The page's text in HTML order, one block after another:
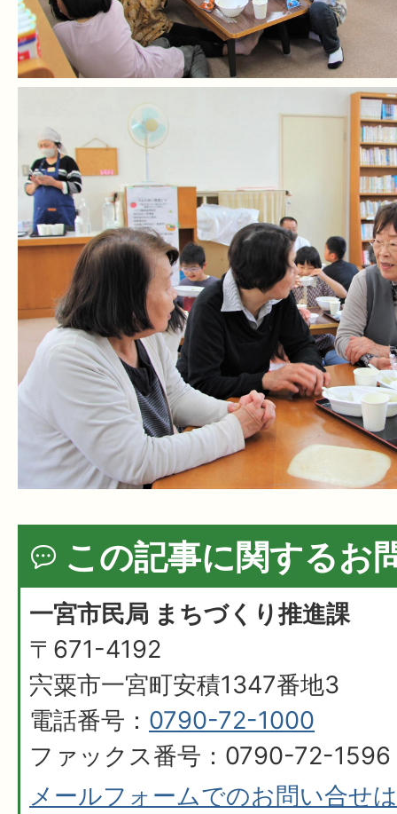
この記事に関するお
一宮市民局 まちづくり推進課
〒671-4192
宍粟市一宮町安積1347番地3
電話番号： 0790-72-1000
ファックス番号：0790-72-1596
メールフォームでのお問い合せ